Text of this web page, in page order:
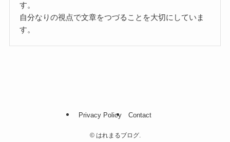
す。
自分なりの視点で文章をつづることを大切にしていま
す。
Privacy Policy Contact
©はれまるブログ.